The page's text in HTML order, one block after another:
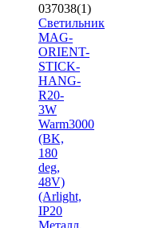
037038(1)
Светильник
MAG-
ORIENT-
STICK-
HANG-
R20-
3W
Warm3000
(BK,
180
deg,
48V)
(Arlight,
IP20
Металл,